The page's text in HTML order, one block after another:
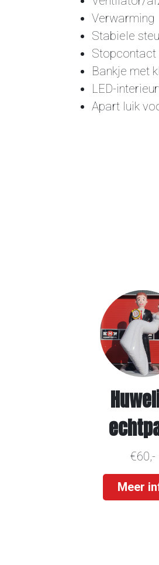
Verwarming
Stabiele
Stopcontact
Bankje met
LED-
Apart luik
€60,-
Meer